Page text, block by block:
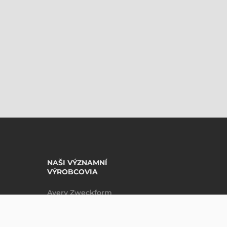
NAŠI VÝZNAMNÍ
VÝROBCOVIA
Avery Zweckform